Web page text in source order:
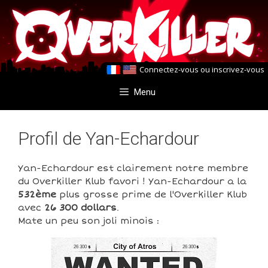
Aller
au
contenu
Aller
au
contenu
Connectez-vous ou inscrivez-vous
Menu
Profil de Yan-Echardour
Yan-Echardour est clairement notre membre
du Overkiller Klub favori ! Yan-Echardour a la
532ème plus grosse prime de l'Overkiller Klub
avec 26 300 dollars.
Mate un peu son joli minois :
26 300 26 300